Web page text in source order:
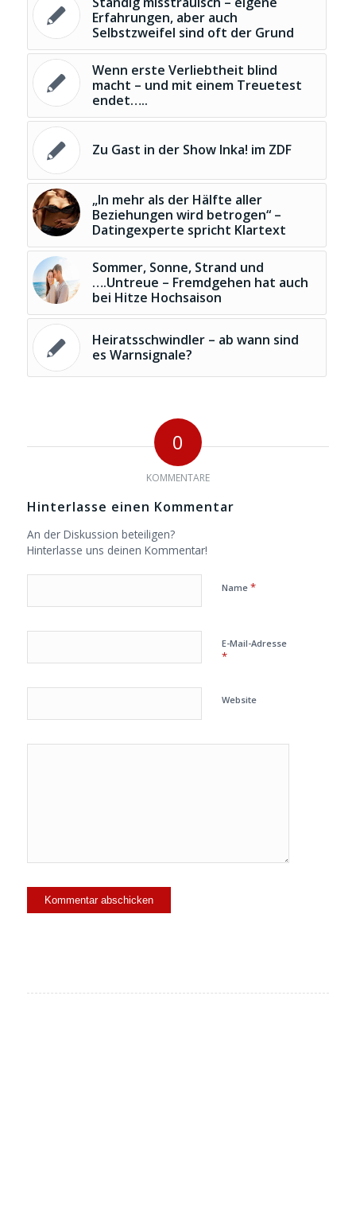
Erfahrungen, aber auch
Selbstzweifel sind oft der Grund
Wenn erste Verliebtheit blind
macht – und mit einem Treuetest
endet…..
Zu Gast in der Show Inka! im ZDF
„In mehr als der Hälfte aller
Beziehungen wird betrogen“ –
Datingexperte spricht Klartext
Sommer, Sonne, Strand und
….Untreue – Fremdgehen hat auch
bei Hitze Hochsaison
Heiratsschwindler – ab wann sind
es Warnsignale?
0
KOMMENTARE
Hinterlasse einen Kommentar
An der Diskussion beteiligen?
Hinterlasse uns deinen Kommentar!
Name *
E-Mail-Adresse
*
Website